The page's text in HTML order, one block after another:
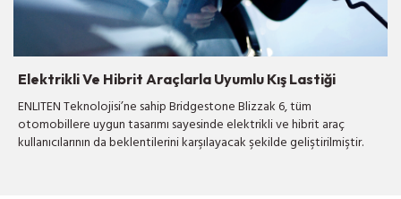
Elektrikli Ve Hibrit Araçlarla Uyumlu Kış Lastiği
ENLITEN Teknolojisi’ne sahip Bridgestone Blizzak 6, tüm
otomobillere uygun tasarımı sayesinde elektrikli ve hibrit araç
kullanıcılarının da beklentilerini karşılayacak şekilde geliştirilmiştir.